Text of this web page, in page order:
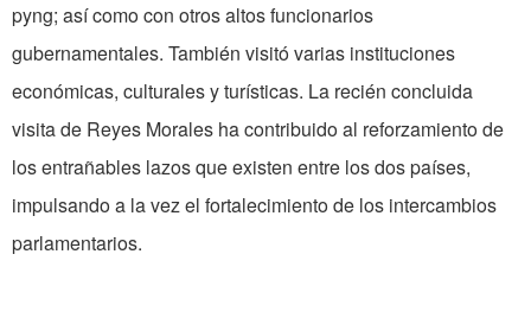
pyng; así como con otros altos funcionarios
gubernamentales. También visitó varias instituciones
económicas, culturales y turísticas. La recién concluida
visita de Reyes Morales ha contribuido al reforzamiento de
los entrañables lazos que existen entre los dos países,
impulsando a la vez el fortalecimiento de los intercambios
parlamentarios.